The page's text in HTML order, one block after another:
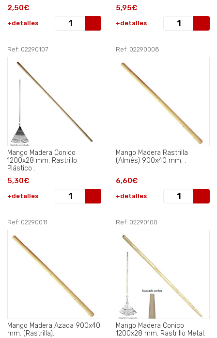
2,50€
+detalles
5,95€
+detalles
Ref: 02290107
Mango Madera Conico
1200x28 mm. Rastrillo
Plástico .
5,30€
+detalles
Ref: 02290008
Mango Madera Rastrilla
(Almés) 900x40 mm. .
6,60€
+detalles
Ref: 02290011
Mango Madera Azada 900x40
mm. (Rastrilla).
Ref: 02290100
Mango Madera Conico
1200x28 mm. Rastrillo Metal.